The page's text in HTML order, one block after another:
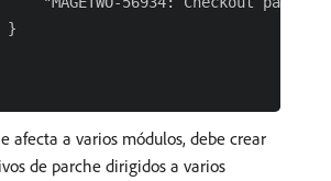
}
afecta a varios módulos, debe crear
de parche dirigidos a varios